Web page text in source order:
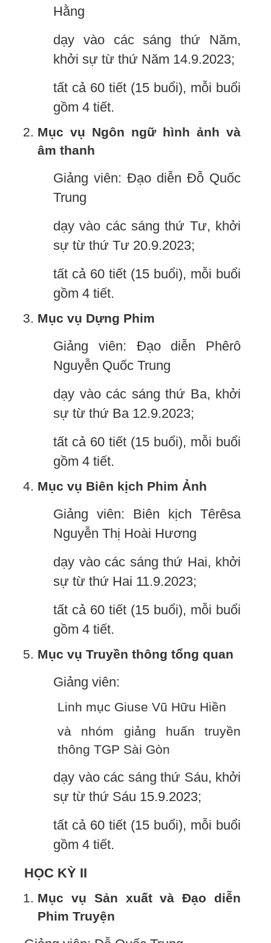
Hằng
dạy vào các sáng thứ Năm,
khởi sự từ thứ Năm 14.9.2023;
tất cả 60 tiết (15 buổi), mỗi buổi
gồm 4 tiết.
Mục vụ Ngôn ngữ hình ảnh và
âm thanh
Giảng viên: Đạo diễn Đỗ Quốc
Trung
dạy vào các sáng thứ Tư, khởi
sự từ thứ Tư 20.9.2023;
tất cả 60 tiết (15 buổi), mỗi buổi
gồm 4 tiết.
Mục vụ Dựng Phim
Giảng viên: Đạo diễn Phêrô
Nguyễn Quốc Trung
dạy vào các sáng thứ Ba, khởi
sự từ thứ Ba 12.9.2023;
tất cả 60 tiết (15 buổi), mỗi buổi
gồm 4 tiết.
Mục vụ Biên kịch Phim Ảnh
Giảng viên: Biên kịch Têrêsa
Nguyễn Thị Hoài Hương
dạy vào các sáng thứ Hai, khởi
sự từ thứ Hai 11.9.2023;
tất cả 60 tiết (15 buổi), mỗi buổi
gồm 4 tiết.
Mục vụ Truyền thông tổng quan
Giảng viên:
Linh mục Giuse Vũ Hữu Hiền
và nhóm giảng huấn truyền
thông TGP Sài Gòn
dạy vào các sáng thứ Sáu, khởi
sự từ thứ Sáu 15.9.2023;
tất cả 60 tiết (15 buổi), mỗi buổi
gồm 4 tiết.
HỌC KỲ II
Mục vụ Sản xuất và Đạo diễn
Phim Truyện